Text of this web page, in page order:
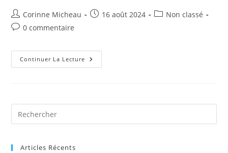
Auteur/autrice
de
Corinne Micheau
Publication
16 août 2024
PostNon classé
Commentaires
la
publication :
0 commentaire
Continuer La Lecture Informations
Congés
Articles Récents